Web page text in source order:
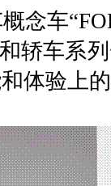
念车“
轿车系
体验上